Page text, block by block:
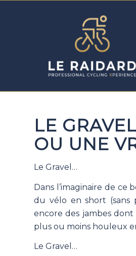
LE
OU UNE
Le Gravel…
Dans l’imaginaire de
du vélo en short (sans
encore des jambes dont
plus ou moins houleux
Le Gravel…